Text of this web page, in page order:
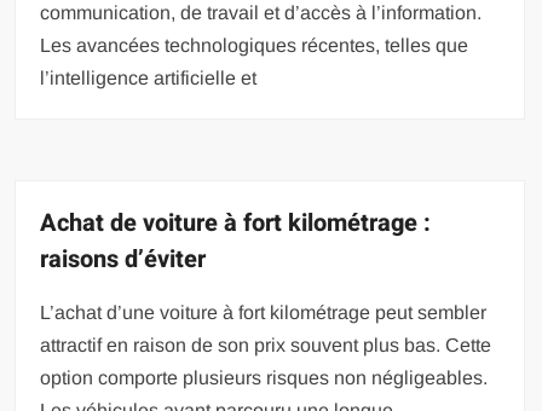
communication, de travail et d’accès à l’information.
Les avancées technologiques récentes, telles que
l’intelligence artificielle et
Achat de voiture à fort kilométrage :
raisons d’éviter
L’achat d’une voiture à fort kilométrage peut sembler
attractif en raison de son prix souvent plus bas. Cette
option comporte plusieurs risques non négligeables.